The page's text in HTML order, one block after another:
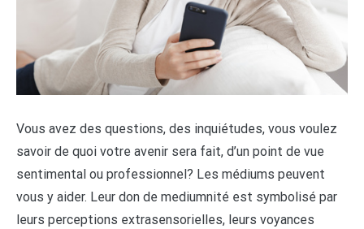
Vous avez des questions, des inquiétudes, vous voulez
savoir de quoi votre avenir sera fait, d’un point de vue
sentimental ou professionnel? Les médiums peuvent
vous y aider. Leur don de mediumnité est symbolisé par
leurs perceptions extrasensorielles, leurs voyances